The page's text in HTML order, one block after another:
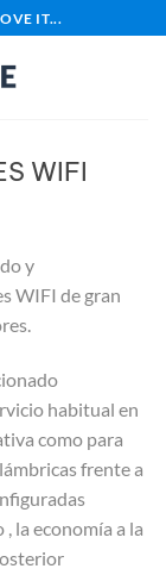
IT...
WIFI
y
WIFI de gran
habitual en
como para
frente a
la economía a la